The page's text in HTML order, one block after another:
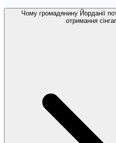
Чому громадянину Йорданії
отримання